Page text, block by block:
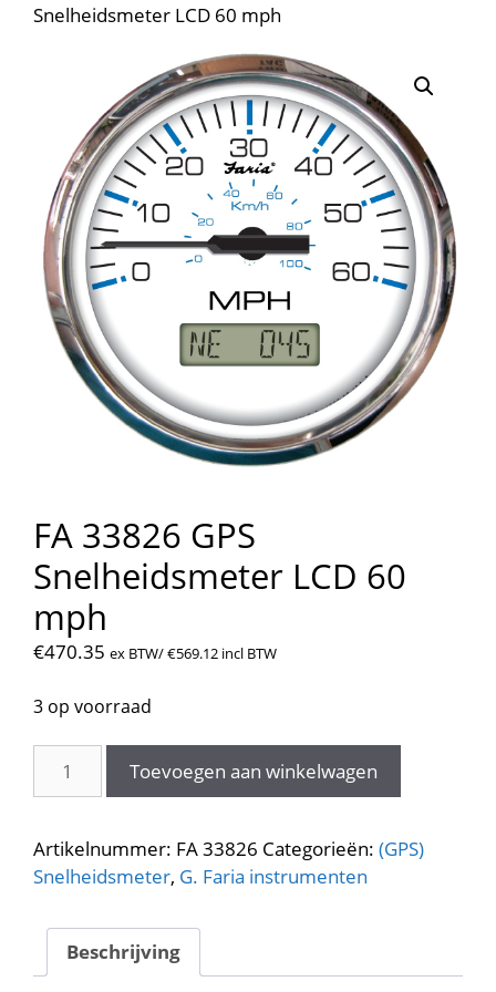
Snelheidsmeter LCD 60 mph
FA 33826 GPS
Snelheidsmeter LCD 60
mph
€470.35 ex BTW/€569.12 incl BTW
3 op voorraad
33826
Snelheidsmeter
LCD
mph
aantal
Toevoegen aan winkelwagen
Artikelnummer: FA 33826 Categorieën: (GPS)
Snelheidsmeter, G. Faria instrumenten
Beschrijving